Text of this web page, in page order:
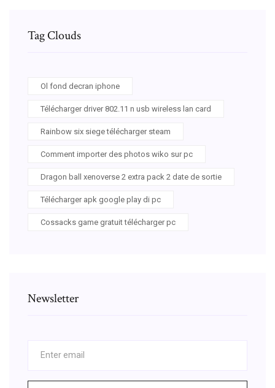
Tag Clouds
Ol fond decran iphone
Télécharger driver 802.11 n usb wireless lan card
Rainbow six siege télécharger steam
Comment importer des photos wiko sur pc
Dragon ball xenoverse 2 extra pack 2 date de sortie
Télécharger apk google play di pc
Cossacks game gratuit télécharger pc
Newsletter